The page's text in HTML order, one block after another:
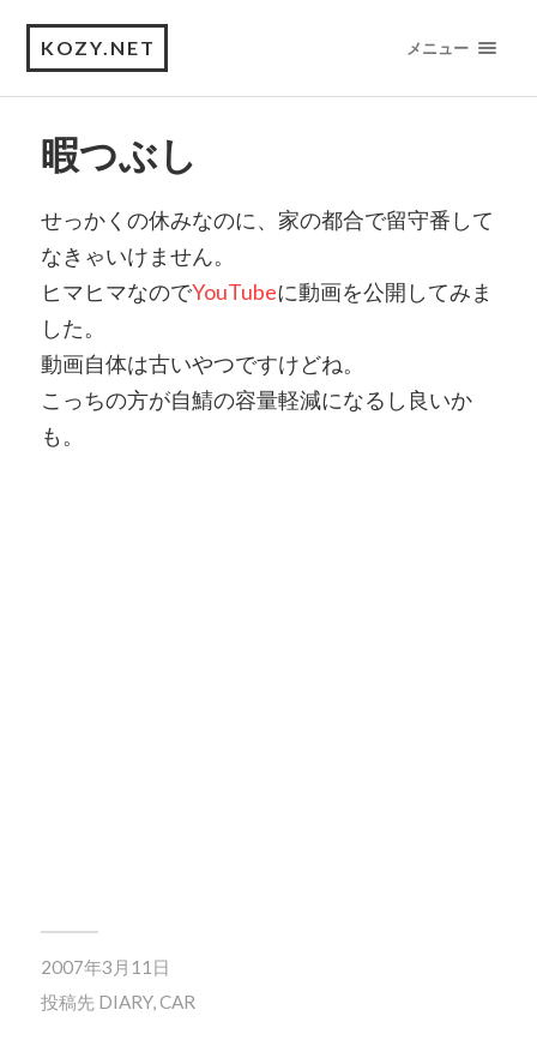
KOZY.NET メニュー
暇つぶし
せっかくの休みなのに、家の都合で留守番して
なきゃいけません。
ヒマヒマなのでYouTubeに動画を公開してみま
した。
動画自体は古いやつですけどね。
こっちの方が自鯖の容量軽減になるし良いか
も。
2007年3月11日
投稿先 DIARY,CAR